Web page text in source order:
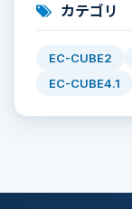
カテゴリ
EC-CUBE2
EC-CUBE4.1